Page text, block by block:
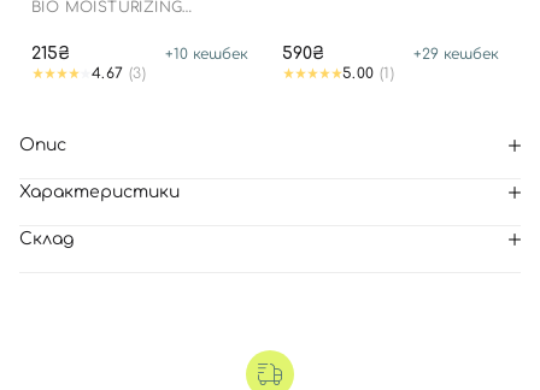
BIO MOISTURIZING
215₴ +10 кешбек
4.67 (3)
590₴ +29 кешбек
5.00 (1)
Опис
Характеристики
Склад